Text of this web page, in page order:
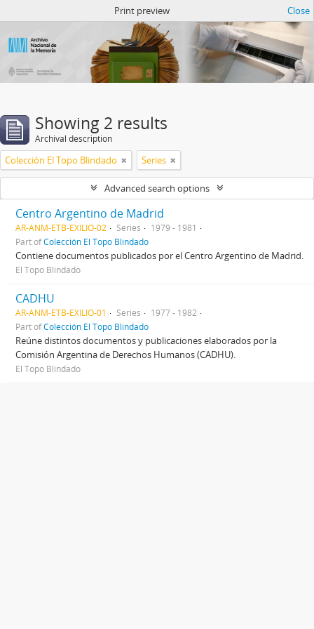
Print preview Close
Showing 2 results
Archival description
Colección El Topo Blindado Series
Advanced search options
Centro Argentino de Madrid
AR-ANM-ETB-EXILIO-02 Series
1979 - 1981
Part ofColección El Topo Blindado
Contiene documentos publicados por el Centro Argentino de Madrid.
El Topo Blindado
CADHU
AR-ANM-ETB-EXILIO-01 Series
1977 - 1982
Part ofColección El Topo Blindado
Reúne distintos documentos y publicaciones elaborados por la
Comisión Argentina de Derechos Humanos (CADHU).
El Topo Blindado